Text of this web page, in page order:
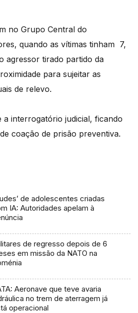
no Grupo Central do
quando as vítimas tinham 7,
agressor tirado partido da
para sujeitar as
de relevo.
a interrogatório judicial, ficando
coação de prisão preventiva.
de adolescentes criadas
IA: Autoridades apelam à
de regresso depois de 6
em missão da NATO na
Aeronave que teve avaria
no trem de aterragem já
operacional